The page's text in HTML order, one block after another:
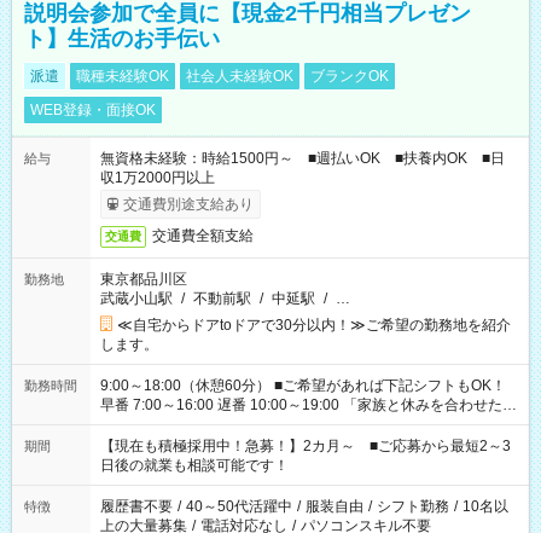
説明会参加で全員に【現金2千円相当プレゼン
ト】生活のお手伝い
派遣 職種未経験OK 社会人未経験OK
ブランクOK
WEB登録・面接OK
給与
無資格未経験：時給1500円～ ■週払いOK ■扶養内OK ■日
収1万2000円以上
交通費別途支給あり
交通費 交通費全額支給
勤務地
東京都品川区
武蔵小山駅 / 不動前駅 / 中延駅 / …
≪自宅からドアtoドアで30分以内！≫ご希望の勤務地を紹介
します。
勤務時間
9:00～18:00（休憩60分） ■ご希望があれば下記シフトもOK！
早番 7:00～16:00 遅番 10:00～19:00 「家族と休みを合わせた
い」 「余裕を持って夕飯の準備がしたい」 「できれば残業はし
たくない」 など、ご希望を教えてくださいね。 ※Wワーク希望
の方へ 今ご覧のお仕事で希望する勤務時間と、もう1つのお仕事
の勤務時間。 合計で週40時間を超える場合は応募できません。
期間
【現在も積極採用中！急募！】2カ月～ ■ご応募から最短2～3
日後の就業も相談可能です！
特徴 履歴書不要 / 40～50代活躍中 / 服装自由 / シフト勤務 / 10名以
上の大量募集 / 電話対応なし / パソコンスキル不要